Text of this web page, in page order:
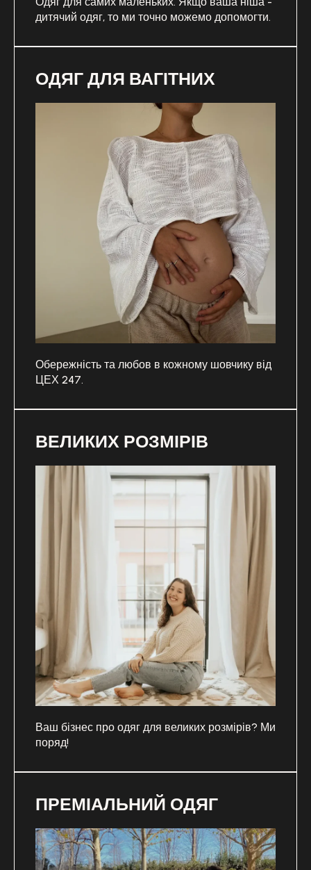
дитячий одяг, то ми точно можемо допомогти.
ОДЯГ ДЛЯ ВАГІТНИХ
Обережність та любов в кожному шовчику від
ЦЕХ 247.
ВЕЛИКИХ РОЗМІРІВ
Ваш бізнес про одяг для великих розмірів? Ми
поряд!
ПРЕМІАЛЬНИЙ ОДЯГ